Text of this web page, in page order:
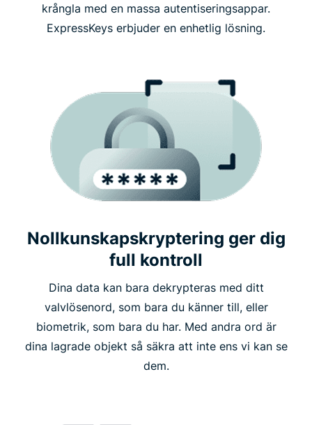
krångla med en massa autentiseringsappar.
ExpressKeys erbjuder en enhetlig lösning.
Nollkunskapskryptering ger dig
full kontroll
Dina data kan bara dekrypteras med ditt
valvlösenord, som bara du känner till, eller
biometrik, som bara du har. Med andra ord är
dina lagrade objekt så säkra att inte ens vi kan se
dem.